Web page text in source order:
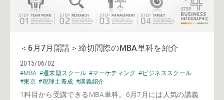
＜6月7月開講＞締切間際のMBA単科を紹介
2015/06/02
#MBA #週末型スクール #マーケティング #ビジネススクール
#東京 #税理士養成 #講義紹介
1科目から受講できるMBA単科。6月7月には人気の講義